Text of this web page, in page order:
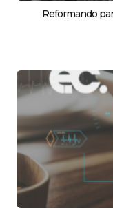
Reformando